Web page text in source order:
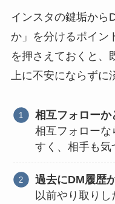
インスタの鍵垢から
か」を分けるポイン
を押さえておくと、
上に不安にならずに
相互フォローか
相互フォローな
すく、相手も気
過去にDM履歴
以前やり取り